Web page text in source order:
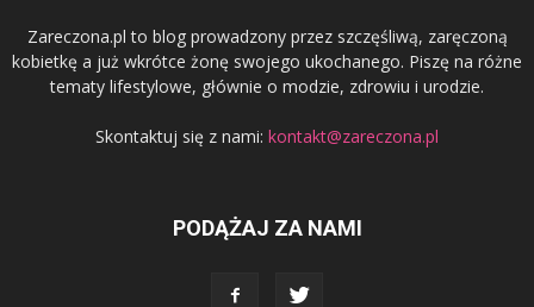
Zareczona.pl to blog prowadzony przez szczęśliwą, zaręczoną
kobietkę a już wkrótce żonę swojego ukochanego. Piszę na różne
tematy lifestylowe, głównie o modzie, zdrowiu i urodzie.
Skontaktuj się z nami: kontakt@zareczona.pl
PODĄŻAJ ZA NAMI